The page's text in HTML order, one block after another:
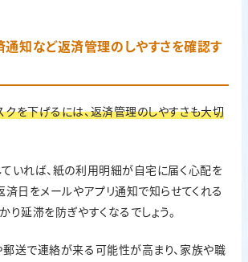
知など返済管理のしやすさを確認す
クを下げるには、返済管理のしやすさも大切
いれば、紙の利用明細が自宅に届く心配を
済日をメールやアプリ通知で知らせてくれる
り延滞を防ぎやすくなるでしょう。
郵送で連絡が来る可能性が高まり、家族や職